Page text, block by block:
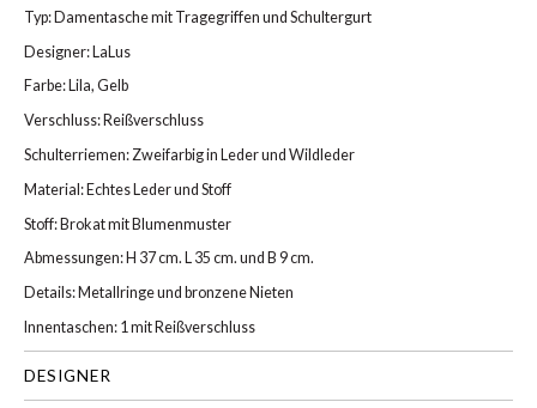
Typ: Damentasche mit Tragegriffen und Schultergurt
Designer: LaLus
Farbe: Lila, Gelb
Verschluss: Reißverschluss
Schulterriemen: Zweifarbig in Leder und Wildleder
Material: Echtes Leder und Stoff
Stoff: Brokat mit Blumenmuster
Abmessungen: H 37 cm. L 35 cm. und B 9 cm.
Details: Metallringe und bronzene Nieten
Innentaschen: 1 mit Reißverschluss
DESIGNER